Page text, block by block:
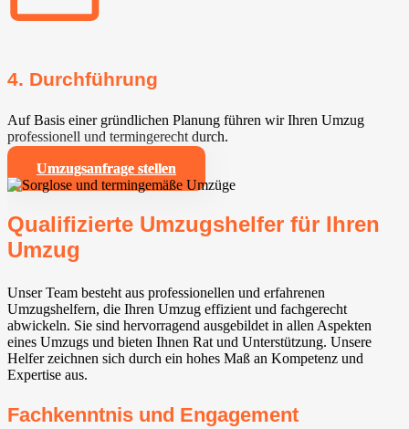
4. Durchführung
Auf Basis einer gründlichen Planung führen wir Ihren Umzug
professionell und termingerecht durch.
Umzugsanfrage stellen
Qualifizierte Umzugshelfer für Ihren
Umzug
Unser Team besteht aus professionellen und erfahrenen
Umzugshelfern, die Ihren Umzug effizient und fachgerecht
abwickeln. Sie sind hervorragend ausgebildet in allen Aspekten
eines Umzugs und bieten Ihnen Rat und Unterstützung. Unsere
Helfer zeichnen sich durch ein hohes Maß an Kompetenz und
Expertise aus.
Fachkenntnis und Engagement